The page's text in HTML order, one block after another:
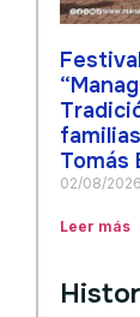
Tomás
02/08/2026
Leer más